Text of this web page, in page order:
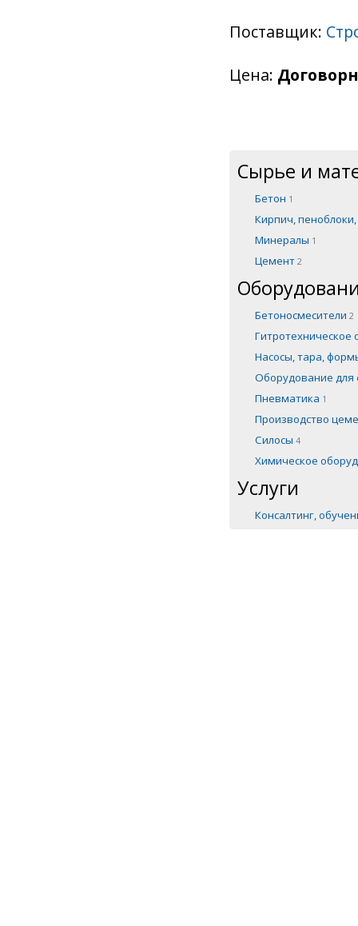
Поставщик:
Цена:
Сырье и
Бетон 1
Кирпич,
Минералы 1
Цемент 2
Бетоносмесители 2
Насосы, тара,
Оборудование для
Пневматика 1
Производство
Силосы 4
Химическое
Услуги
Консалтинг,